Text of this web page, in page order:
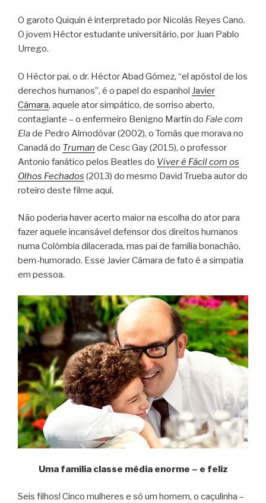
O garoto Quiquin é interpretado por Nicolás Reyes Cano.
O jovem Héctor estudante universitário, por Juan Pablo
Urrego.
O Héctor pai, o dr. Héctor Abad Gómez, “el apóstol de los
derechos humanos”, é o papel do espanhol Javier
Cámara, aquele ator simpático, de sorriso aberto,
contagiante – o enfermeiro Benigno Martín do Fale com
Elade Pedro Almodóvar (2002), o Tomás que morava no
Canadá do Truman de Cesc Gay (2015), o professor
Antonio fanático pelos Beatles do Viver é Fácil com os
Olhos Fechados (2013) do mesmo David Trueba autor do
roteiro deste filme aqui.
Não poderia haver acerto maior na escolha do ator para
fazer aquele incansável defensor dos direitos humanos
numa Colômbia dilacerada, mas pai de família bonachão,
bem-humorado. Esse Javier Cámara de fato é a simpatia
em pessoa.
Uma família classe média enorme – e feliz
Seis filhos! Cinco mulheres e só um homem, o caçulinha –